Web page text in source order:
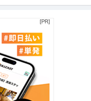
ギンビス「「しみチョ
セラー商品を製造／土
式会社ギンビス）
ーカー＞食品・飲料 ※会員属
量士補・測量助手」最新
る先進的測量技術者／